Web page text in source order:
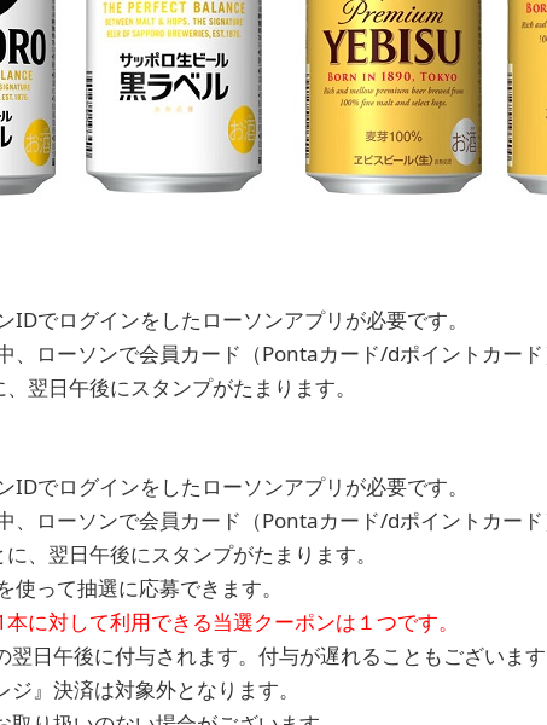
IDでログインをしたローソンアプリが必要です。
、ローソンで会員カード（Pontaカード/dポイントカー
翌日午後にスタンプがたまります。
IDでログインをしたローソンアプリが必要です。
、ローソンで会員カード（Pontaカード/dポイントカー
、翌日午後にスタンプがたまります。
使って抽選に応募できます。
に対して利用できる当選クーポンは１つです。
日午後に付与されます。付与が遅れることもございます
』決済は対象外となります。